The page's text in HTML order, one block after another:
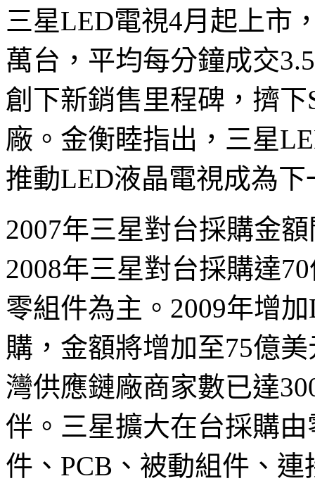
三星LED電視4月起上市
萬台，平均每分鐘成交
創下新銷售里程碑，擠
廠。金衡睦指出，三星
推動LED液晶電視成為
2007年三星對台採購金
2008年三星對台採購達
零組件為主。2009年增
購，金額將增加至75億
灣供應鏈廠商家數已達
伴。三星擴大在台採購
件、PCB、被動組件、